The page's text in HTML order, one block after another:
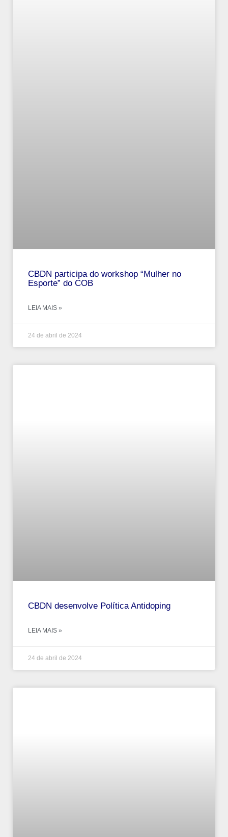
CBDN participa do workshop “Mulher no
Esporte” do COB
LEIA MAIS »
24 de abril de 2024
CBDN desenvolve Política Antidoping
LEIA MAIS »
24 de abril de 2024